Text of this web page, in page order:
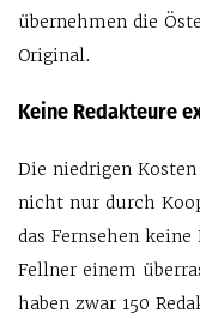
übernehmen die
Original.
Keine Redakteure
Die niedrigen
nicht nur durch
das Fernsehen
Fellner einem
haben zwar 150